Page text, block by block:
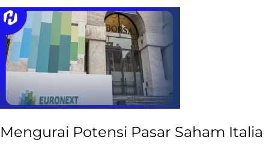
Mengurai Potensi Pasar Saham Italia